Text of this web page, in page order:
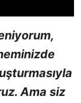
Ama siz